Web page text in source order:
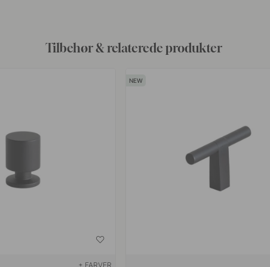
Tilbehør & relaterede produkter
+ FARVER